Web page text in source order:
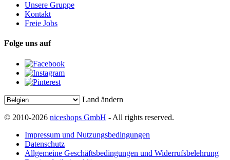
Unsere Gruppe
Kontakt
Freie Jobs
Folge uns auf
Land ändern
© 2010-2026 niceshops GmbH - All rights reserved.
Impressum und Nutzungsbedingungen
Datenschutz
Allgemeine Geschäftsbedingungen und Widerrufsbelehrung